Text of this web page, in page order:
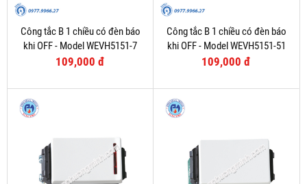
Công tắc B 1 chiều có đèn báo
khi OFF - Model WEVH5151-7
109,000 đ
Công tắc B 1 chiều có đèn báo
khi OFF - Model WEVH5151-51
109,000 đ